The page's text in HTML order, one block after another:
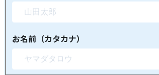
お名前（カタカナ）